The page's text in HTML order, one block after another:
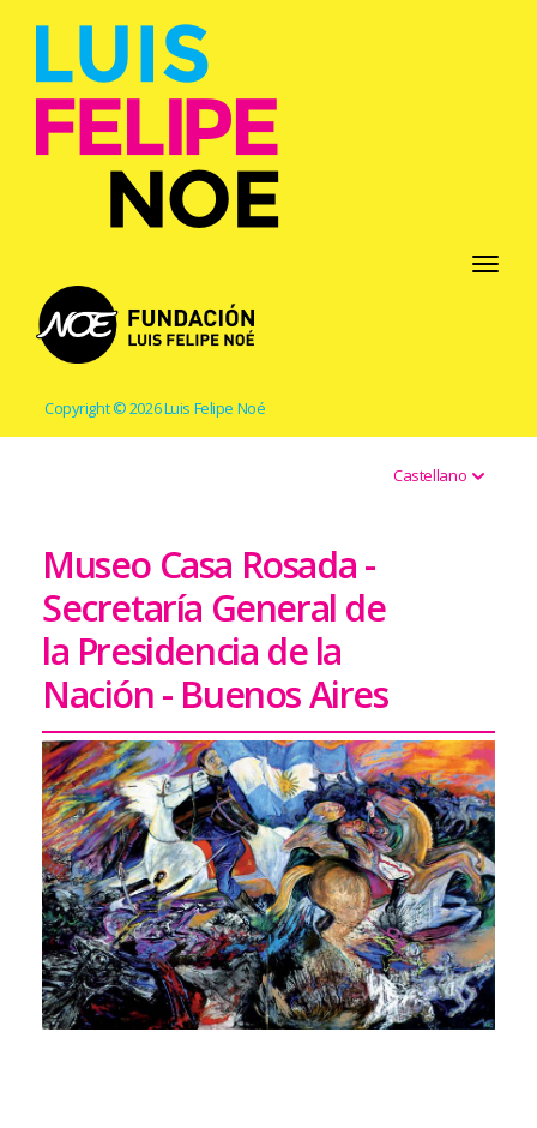
Toggle
Copyright © 2026 Luis Felipe Noé
Castellano
Museo Casa Rosada -
Secretaría General de
la Presidencia de la
Nación - Buenos Aires